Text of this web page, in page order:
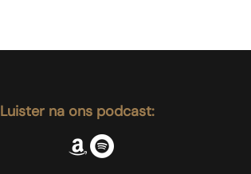
Luister na ons podcast: